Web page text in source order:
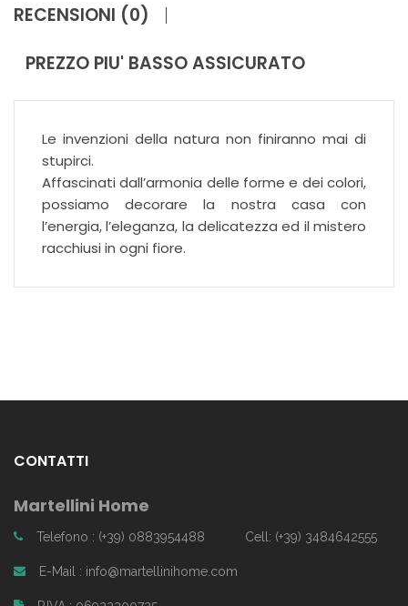
RECENSIONI (0)
PREZZO PIU' BASSO ASSICURATO
Le invenzioni della natura non finiranno mai di
stupirci.
Affascinati dall’armonia delle forme e dei colori,
possiamo decorare la nostra casa con
l’energia, l’eleganza, la delicatezza ed il mistero
racchiusi in ogni fiore.
CONTATTI
Martellini Home
Telefono : (+39) 0883954488 Cell: (+39) 3484642555
E-Mail : info@martellinihome.com